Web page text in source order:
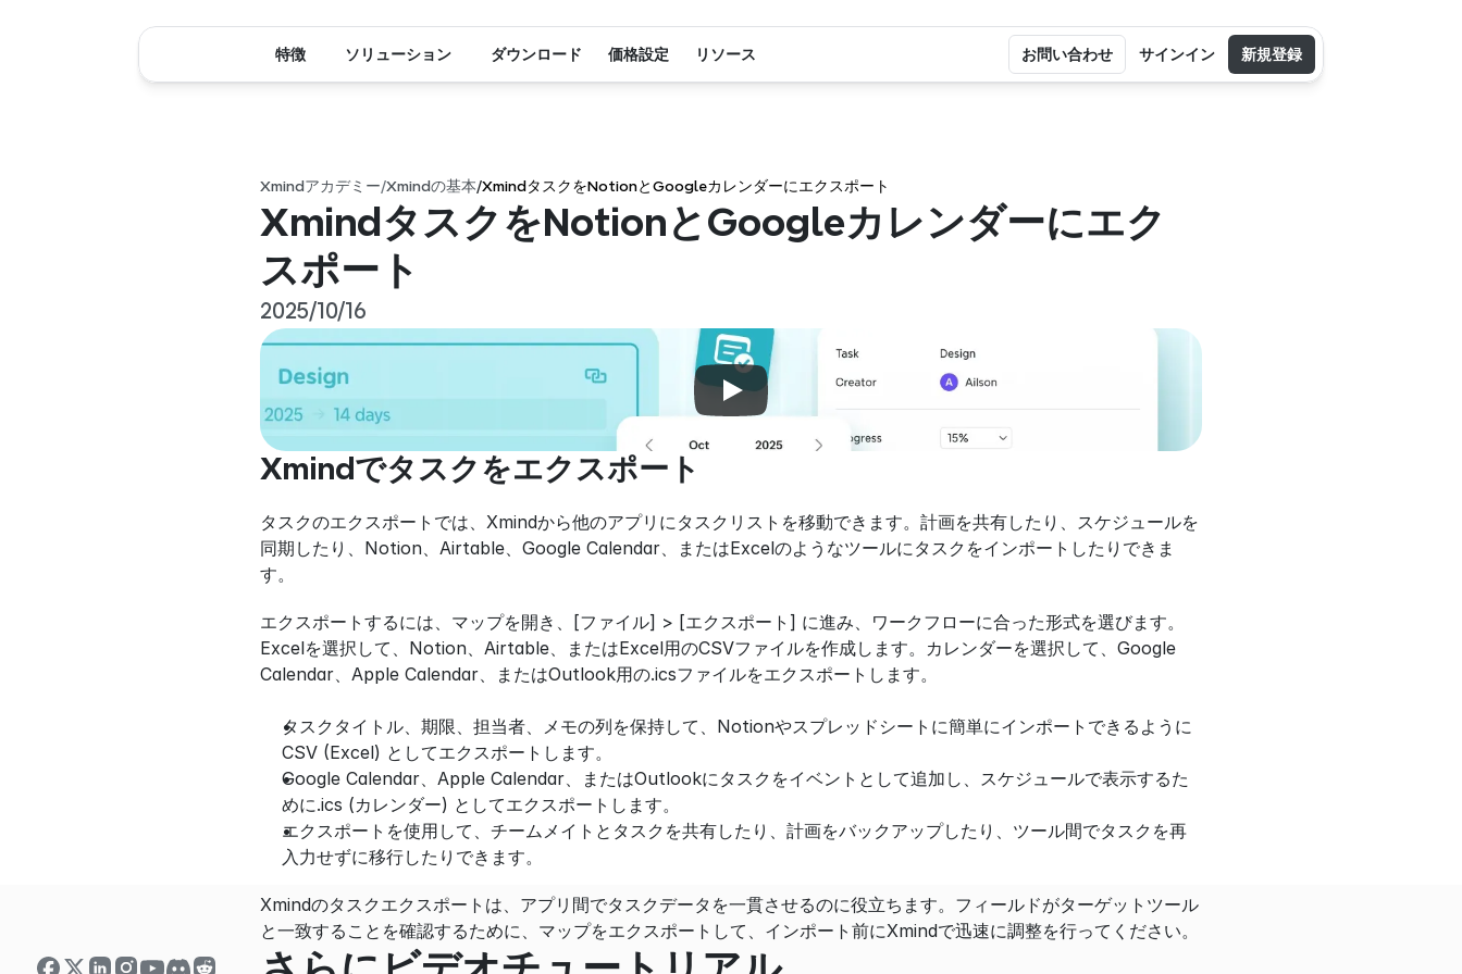
Xmindアカデミー/Xmindの基本/XmindタスクをNotionとGoogleカレンダーにエクスポート
XmindタスクをNotionとGoogleカレンダーにエク
スポート
2025/10/16
Xmindでタスクをエクスポート
タスクのエクスポートでは、Xmindから他のアプリにタスクリストを移動できます。計画を共有したり、スケジュールを
同期したり、Notion、Airtable、Google Calendar、またはExcelのようなツールにタスクをインポートしたりできま
す。
エクスポートするには、マップを開き、[ファイル] > [エクスポート] に進み、ワークフローに合った形式を選びます。
Excelを選択して、Notion、Airtable、またはExcel用のCSVファイルを作成します。カレンダーを選択して、Google
Calendar、Apple Calendar、またはOutlook用の.icsファイルをエクスポートします。
タスクタイトル、期限、担当者、メモの列を保持して、Notionやスプレッドシートに簡単にインポートできるように
CSV (Excel) としてエクスポートします。
Google Calendar、Apple Calendar、またはOutlookにタスクをイベントとして追加し、スケジュールで表示するた
めに.ics (カレンダー) としてエクスポートします。
エクスポートを使用して、チームメイトとタスクを共有したり、計画をバックアップしたり、ツール間でタスクを再
入力せずに移行したりできます。
Xmindのタスクエクスポートは、アプリ間でタスクデータを一貫させるのに役立ちます。フィールドがターゲットツール
と一致することを確認するために、マップをエクスポートして、インポート前にXmindで迅速に調整を行ってください。
特徴 ソリューション ダウンロード 価格設定 リソース お問い合わせ サインイン 新規登録